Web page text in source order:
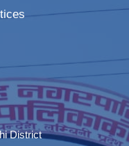
District